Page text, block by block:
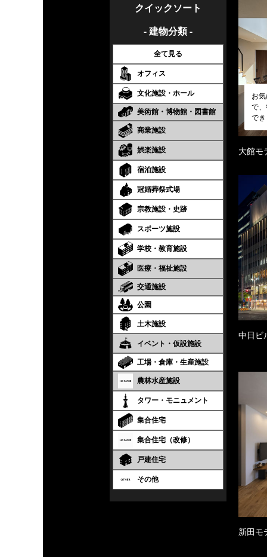
クイックソート
- 建物分類 -
全て見る
オフィス
文化施設・ホール
美術館・博物館・図書館
商業施設
娯楽施設
宿泊施設
冠婚葬祭式場
宗教施設・史跡
スポーツ施設
学校・教育施設
医療・福祉施設
交通施設
公園
土木施設
イベント・仮設施設
工場・倉庫・生産施設
農林水産施設
タワー・モニュメント
集合住宅
集合住宅（改修）
戸建住宅
その他
お
で
で
大館モ
中日ビ
新田モ